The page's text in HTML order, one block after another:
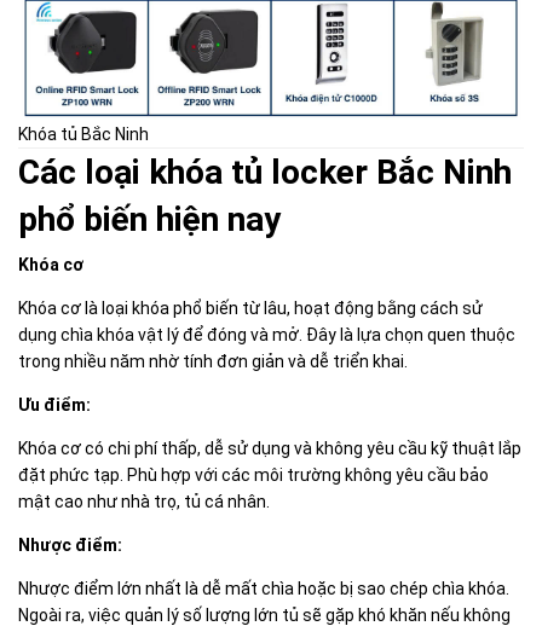
Khóa tủ Bắc Ninh
Các loại khóa tủ locker Bắc Ninh
phổ biến hiện nay
Khóa cơ
Khóa cơ là loại khóa phổ biến từ lâu, hoạt động bằng cách sử
dụng chìa khóa vật lý để đóng và mở. Đây là lựa chọn quen thuộc
trong nhiều năm nhờ tính đơn giản và dễ triển khai.
Ưu điểm:
Khóa cơ có chi phí thấp, dễ sử dụng và không yêu cầu kỹ thuật lắp
đặt phức tạp. Phù hợp với các môi trường không yêu cầu bảo
mật cao như nhà trọ, tủ cá nhân.
Nhược điểm:
Nhược điểm lớn nhất là dễ mất chìa hoặc bị sao chép chìa khóa.
Ngoài ra, việc quản lý số lượng lớn tủ sẽ gặp khó khăn nếu không